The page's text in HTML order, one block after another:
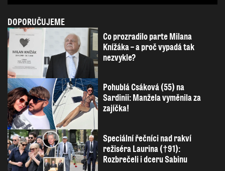
DOPORUČUJEME
Co prozradilo parte Milana
Knížáka – a proč vypadá tak
nezvykle?
Pohublá Csáková (55) na
Sardinii: Manžela vyměnila za
zajíčka!
Speciální řečníci nad rakví
režiséra Laurina (†91):
Rozbrečeli i dceru Sabinu